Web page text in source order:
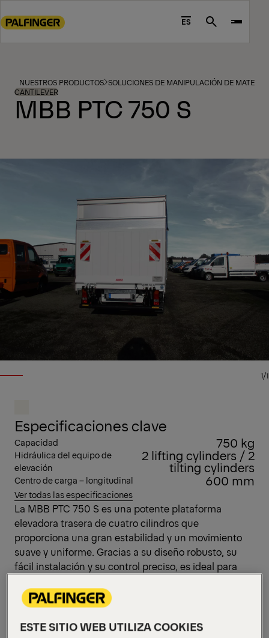
to
footer
content
ES Search
NUESTROS PRODUCTOS SOLUCIONES DE MANIPULACIÓN DE
CANTILEVER
MBB PTC 750 S
1/1
Especificaciones clave
Capacidad 750 kg
Hidráulica del equipo de
elevación
2 lifting cylinders / 2
tilting cylinders
Centro de carga – longitudinal 600 mm
Ver todas las especificaciones
La MBB PTC 750 S es una potente plataforma
elevadora trasera de cuatro cilindros que
proporciona una gran estabilidad y un movimiento
suave y uniforme. Gracias a su diseño robusto, su
fácil instalación y su control preciso, es ideal para
Solicitar presupuesto
ESTE SITIO WEB UTILIZA COOKIES